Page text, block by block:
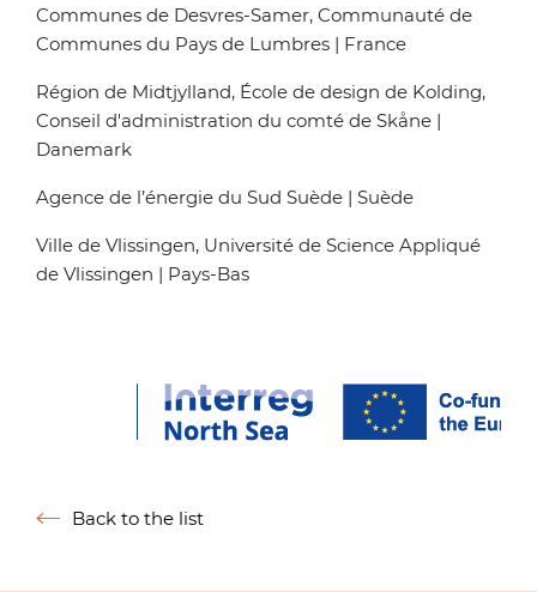
Communes de Desvres-Samer, Communauté de
Communes du Pays de Lumbres | France
Région de Midtjylland, École de design de Kolding,
Conseil d'administration du comté de Skåne |
Danemark
Agence de l’énergie du Sud Suède | Suède
Ville de Vlissingen, Université de Science Appliqué
de Vlissingen | Pays-Bas
Retour à la liste
Back to the list